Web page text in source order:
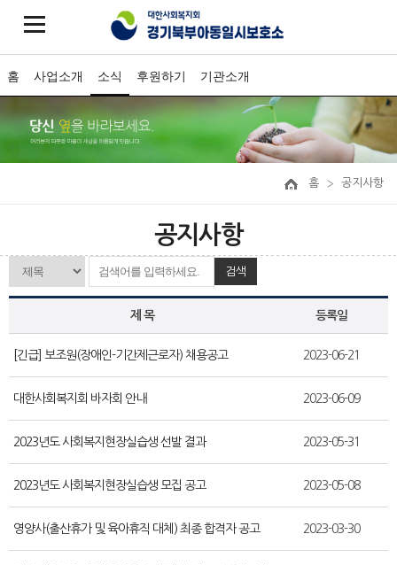
홈 사업소개 소식 후원하기 기관소개
홈 공지사항
공지사항
검색
제 목 등록일
[긴급] 보조원(장애인-기간제근로자) 채용공고 2023-06-21
대한사회복지회 바자회 안내 2023-06-09
2023년도 사회복지현장실습생 선발 결과 2023-05-31
2023년도 사회복지현장실습생 모집 공고 2023-05-08
영양사(출산휴가 및 육아휴직 대체) 최종 합격자 공고 2023-03-30